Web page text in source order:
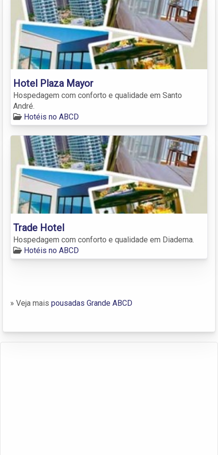
Hotel Plaza Mayor
Hospedagem com conforto e qualidade em Santo
André.
Hotéis no ABCD
Trade Hotel
Hospedagem com conforto e qualidade em Diadema.
Hotéis no ABCD
» Veja mais pousadas Grande ABCD